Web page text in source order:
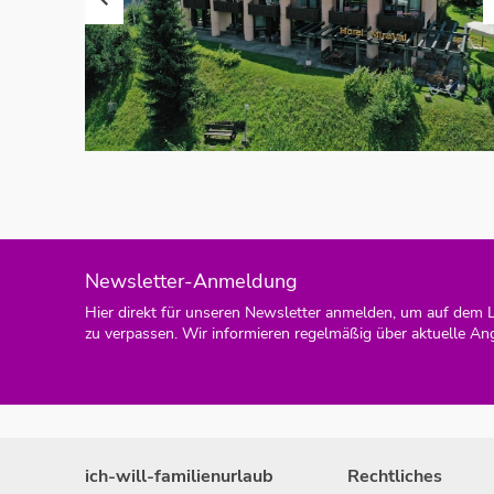
Newsletter-Anmeldung
Hier direkt für unseren Newsletter anmelden, um auf dem
zu verpassen. Wir informieren regelmäßig über aktuelle
ich-will-familienurlaub Rechtliches